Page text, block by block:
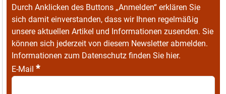
Durch Anklicken des Buttons „Anmelden“ erklären Sie
sich damit einverstanden, dass wir Ihnen regelmäßig
unsere aktuellen Artikel und Informationen zusenden. Sie
können sich jederzeit von diesem Newsletter abmelden.
Informationen zum Datenschutz finden Sie hier.
E-Mail *